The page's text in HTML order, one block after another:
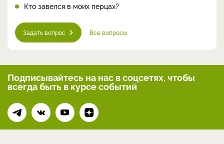
Кто завелся в моих перцах?
Задать вопрос Все вопросы
Подписывайтесь на нас в соцсетях, чтобы
всегдабыть в курсе событий